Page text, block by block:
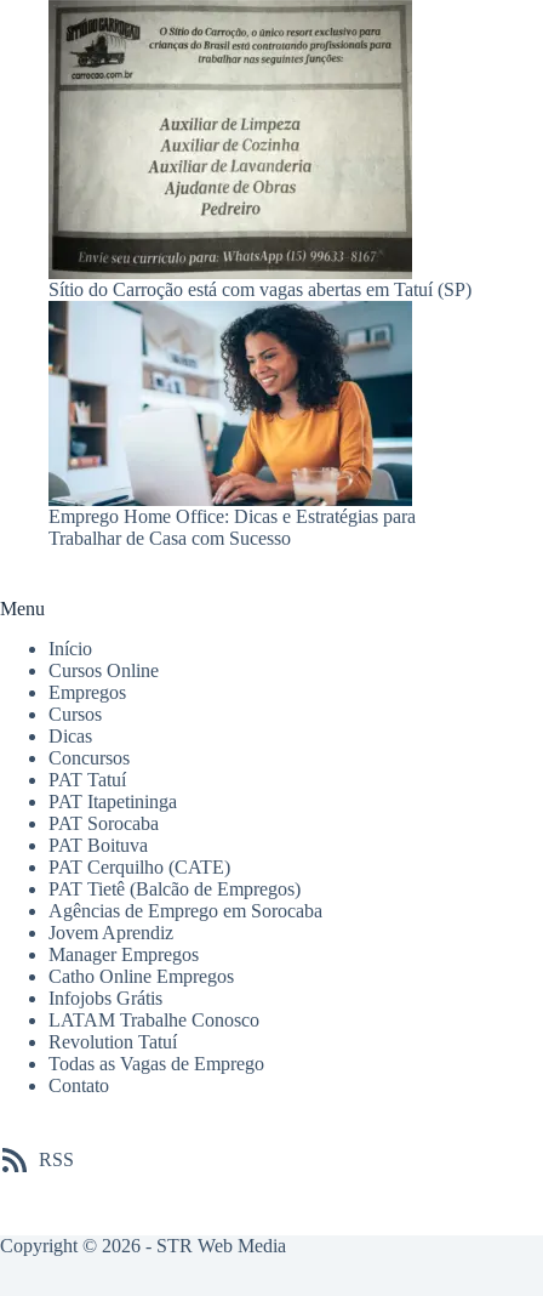
Sítio do Carroção está com vagas abertas em Tatuí (SP)
Emprego Home Office: Dicas e Estratégias para
Trabalhar de Casa com Sucesso
Menu
Início
Cursos Online
Empregos
Cursos
Dicas
Concursos
PAT Tatuí
PAT Itapetininga
PAT Sorocaba
PAT Boituva
PAT Cerquilho (CATE)
PAT Tietê (Balcão de Empregos)
Agências de Emprego em Sorocaba
Jovem Aprendiz
Manager Empregos
Catho Online Empregos
Infojobs Grátis
LATAM Trabalhe Conosco
Revolution Tatuí
Todas as Vagas de Emprego
Contato
RSS
Copyright © 2026 - STR Web Media